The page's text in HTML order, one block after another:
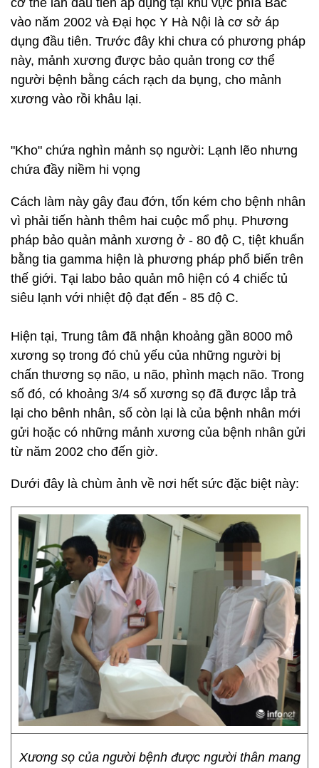
cơ thể lần đầu tiên áp dụng tại khu vực phía Bắc
vào năm 2002 và Đại học Y Hà Nội là cơ sở áp
dụng đầu tiên. Trước đây khi chưa có phương pháp
này, mảnh xương được bảo quản trong cơ thể
người bệnh bằng cách rạch da bụng, cho mảnh
xương vào rồi khâu lại.
"Kho" chứa nghìn mảnh sọ người: Lạnh lẽo nhưng
chứa đầy niềm hi vọng
Cách làm này gây đau đớn, tốn kém cho bệnh nhân
vì phải tiến hành thêm hai cuộc mổ phụ. Phương
pháp bảo quản mảnh xương ở - 80 độ C, tiệt khuẩn
bằng tia gamma hiện là phương pháp phổ biến trên
thế giới. Tại labo bảo quản mô hiện có 4 chiếc tủ
siêu lạnh với nhiệt độ đạt đến - 85 độ C.
Hiện tại, Trung tâm đã nhận khoảng gần 8000 mô
xương sọ trong đó chủ yếu của những người bị
chấn thương sọ não, u não, phình mạch não. Trong
số đó, có khoảng 3/4 số xương sọ đã được lắp trả
lại cho bênh nhân, số còn lại là của bệnh nhân mới
gửi hoặc có những mảnh xương của bệnh nhân gửi
từ năm 2002 cho đến giờ.
Dưới đây là chùm ảnh về nơi hết sức đặc biệt này:
Xương sọ của người bệnh được người thân mang